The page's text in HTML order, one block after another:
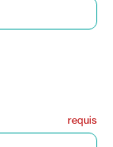
requis